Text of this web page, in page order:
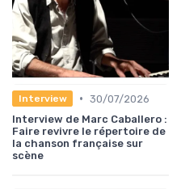
Interview • 30/07/2026
Interview de Marc Caballero :
Faire revivre le répertoire de
la chanson française sur
scène